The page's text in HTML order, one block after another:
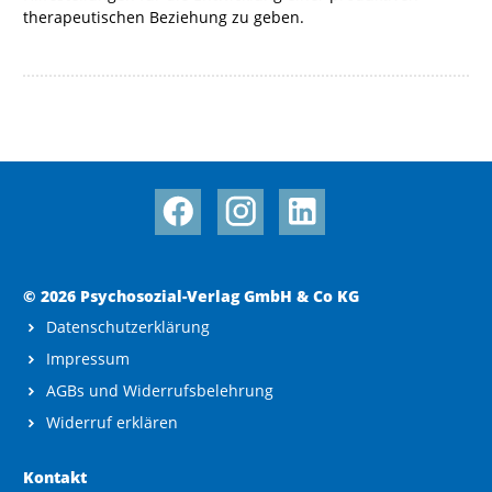
therapeutischen Beziehung zu geben.
© 2026 Psychosozial-Verlag GmbH & Co KG
Datenschutzerklärung
Impressum
AGBs und Widerrufsbelehrung
Widerruf erklären
Kontakt